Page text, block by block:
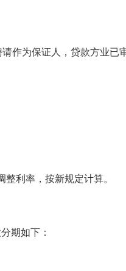
作为保证人，贷款方业已
利率，按新规定计算。
期如下：